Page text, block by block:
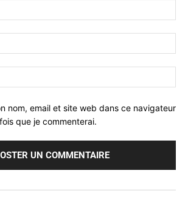
:*
:*
:
nom, email et site web dans ce navigateur
que je commenterai.